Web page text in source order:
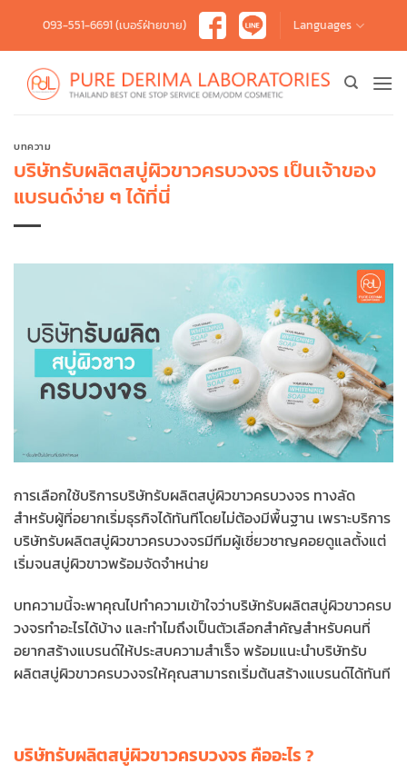
content
093-551-6691 (เบอร์ฝ่ายขาย) Languages
บทความ
บริษัทรับผลิตสบู่ผิวขาวครบวงจร เป็นเจ้าของ
แบรนด์ง่าย ๆ ได้ที่นี่
การเลือกใช้บริการบริษัทรับผลิตสบู่ผิวขาวครบวงจร ทางลัด
สำหรับผู้ที่อยากเริ่มธุรกิจได้ทันทีโดยไม่ต้องมีพื้นฐาน เพราะบริการ
บริษัทรับผลิตสบู่ผิวขาวครบวงจรมีทีมผู้เชี่ยวชาญคอยดูแลตั้งแต่
เริ่มจนสบู่ผิวขาวพร้อมจัดจำหน่าย
บทความนี้จะพาคุณไปทำความเข้าใจว่าบริษัทรับผลิตสบู่ผิวขาวครบ
วงจรทำอะไรได้บ้าง และทำไมถึงเป็นตัวเลือกสำคัญสำหรับคนที่
อยากสร้างแบรนด์ให้ประสบความสำเร็จ พร้อมแนะนำบริษัทรับ
ผลิตสบู่ผิวขาวครบวงจรให้คุณสามารถเริ่มต้นสร้างแบรนด์ได้ทันที
บริษัทรับผลิตสบู่ผิวขาวครบวงจร คืออะไร ?